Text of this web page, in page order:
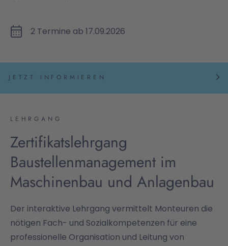
2 Termine ab 17.09.2026
JETZT INFORMIEREN
LEHRGANG
Zertifikatslehrgang
Baustellenmanagement im
Maschinenbau und Anlagenbau
Der interaktive Lehrgang vermittelt Monteuren die
nötigen Fach- und Sozialkompetenzen für eine
professionelle Organisation und Leitung von